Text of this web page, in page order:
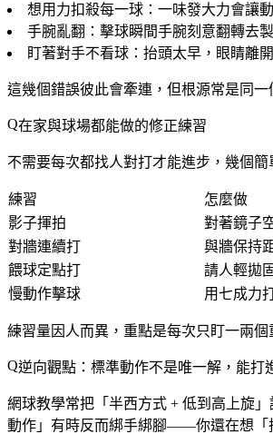
想用力扣殺每一球 ：一味發大力會讓
手腕亂翻 ：擊球瞬間手腕刻意翻轉去
盯著對手不看球 ：抬頭太早，眼睛離
這幾個錯誤彼此會牽連，但根源常是同
在家與球場都能做的修正練習
不需要每次都找人對打才能進步，幾個
練習 怎麼做
影子揮拍
對著鏡子
對牆連續打
與牆保持
餵球定點打
請人輕拋
慢動作擊球
用七成力
練習量因人而異，重點是每次只盯一兩
逆向觀點：標準動作不是唯一解，能打
網球教學常把「半西方式 + 低到高上旋
動作」有時反而綁手綁腳——你還在想「